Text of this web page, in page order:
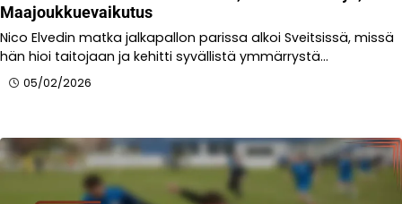
Maajoukkuevaikutus
Nico Elvedin matka jalkapallon parissa alkoi Sveitsissä, missä
hän hioi taitojaan ja kehitti syvällistä ymmärrystä…
05/02/2026